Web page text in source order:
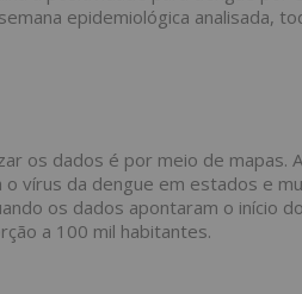
epidemiológica analisada,
os dados é por meio de
vírus da dengue em estados e
os dados apontaram o início
a 100 mil habitantes.